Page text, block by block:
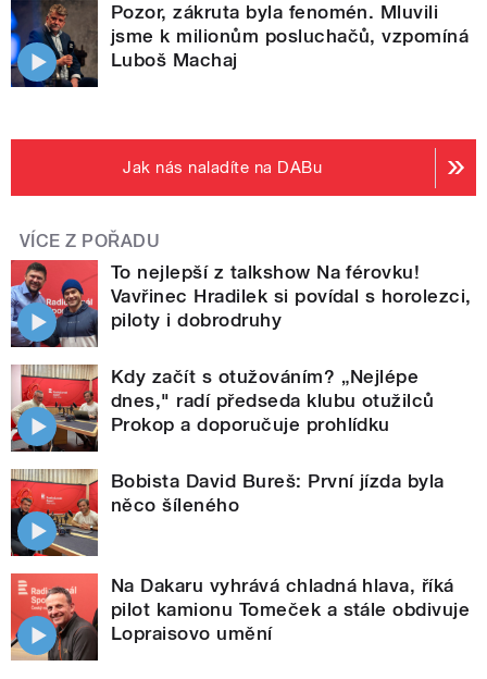
Pozor, zákruta byla fenomén. Mluvili
jsme k milionům posluchačů, vzpomíná
Luboš Machaj
Jak nás naladíte na DABu
VÍCE Z POŘADU
To nejlepší z talkshow Na férovku!
Vavřinec Hradilek si povídal s horolezci,
piloty i dobrodruhy
Kdy začít s otužováním? „Nejlépe
dnes," radí předseda klubu otužilců
Prokop a doporučuje prohlídku
Bobista David Bureš: První jízda byla
něco šíleného
Na Dakaru vyhrává chladná hlava, říká
pilot kamionu Tomeček a stále obdivuje
Lopraisovo umění